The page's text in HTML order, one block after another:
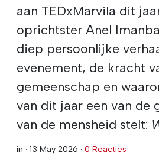
aan TEDxMarvila dit
oprichtster Anel
diep persoonlijke
evenement, de kracht
gemeenschap en
van dit jaar een van de
van de mensheid stelt:
in · 13 May 2026 · 0 Reacties